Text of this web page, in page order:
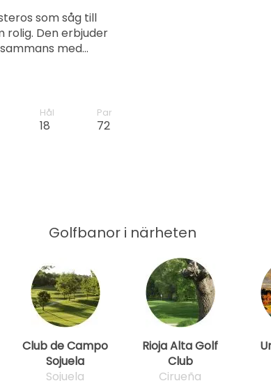
som såg till
rolig. Den erbjuder
med
Hål
18
Par
72
Golfbanor i närheten
Club de Campo
Sojuela
Sojuela
Rioja Alta Golf
Club
Cirueña